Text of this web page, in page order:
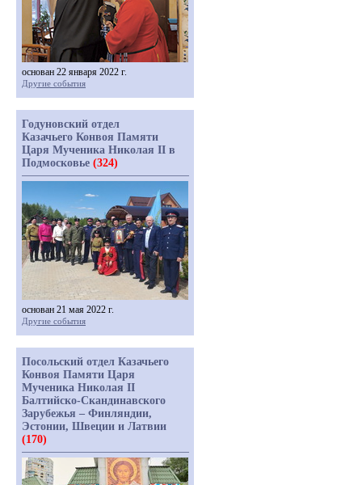
основан 22 января 2022 г.
Другие события
Годуновский отдел
Казачьего Конвоя Памяти
Царя Мученика Николая II в
Подмосковье (324)
основан 21 мая 2022 г.
Другие события
Посольский отдел Казачьего
Конвоя Памяти Царя
Мученика Николая II
Балтийско-Скандинавского
Зарубежья – Финляндии,
Эстонии, Швеции и Латвии
(170)